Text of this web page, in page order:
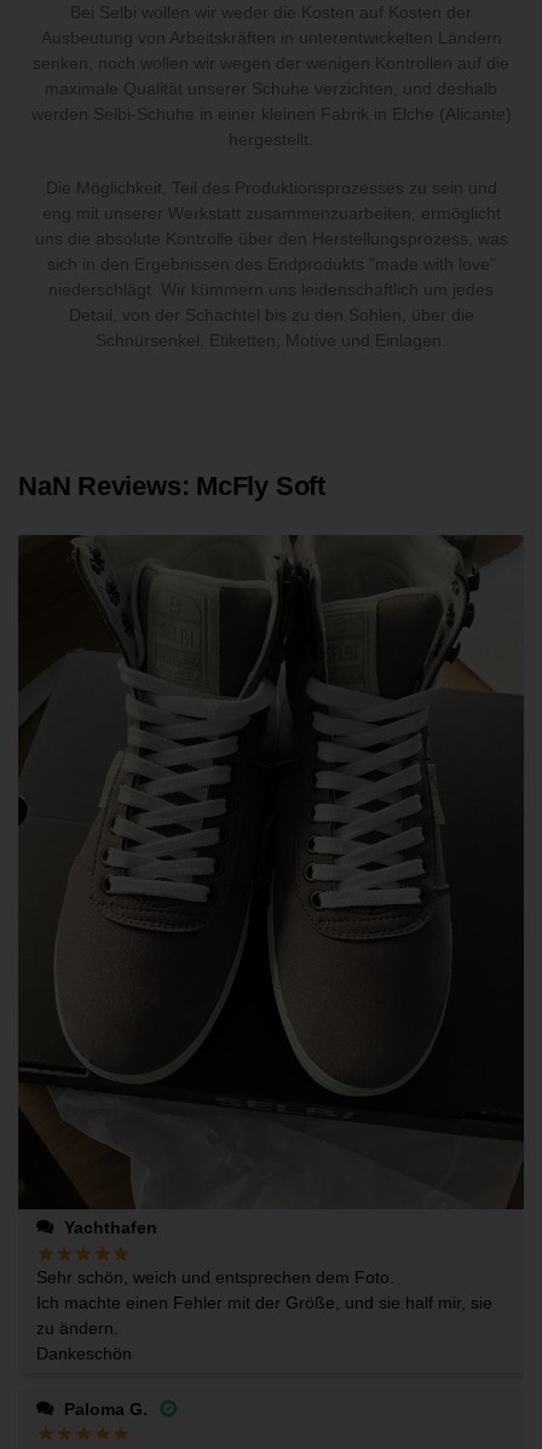
Bei Selbi wollen wir weder die Kosten auf Kosten der
Ausbeutung von Arbeitskräften in unterentwickelten Ländern
senken, noch wollen wir wegen der wenigen Kontrollen auf die
maximale Qualität unserer Schuhe verzichten, und deshalb
werden Selbi-Schuhe in einer kleinen Fabrik in Elche (Alicante)
hergestellt.
Die Möglichkeit, Teil des Produktionsprozesses zu sein und
eng mit unserer Werkstatt zusammenzuarbeiten, ermöglicht
uns die absolute Kontrolle über den Herstellungsprozess, was
sich in den Ergebnissen des Endprodukts "made with love"
niederschlägt. Wir kümmern uns leidenschaftlich um jedes
Detail, von der Schachtel bis zu den Sohlen, über die
Schnürsenkel, Etiketten, Motive und Einlagen.
NaN Reviews: McFly Soft
Yachthafen
Sehr schön, weich und entsprechen dem Foto.
Ich machte einen Fehler mit der Größe, und sie half mir, sie
zu ändern.
Dankeschön
Paloma G.